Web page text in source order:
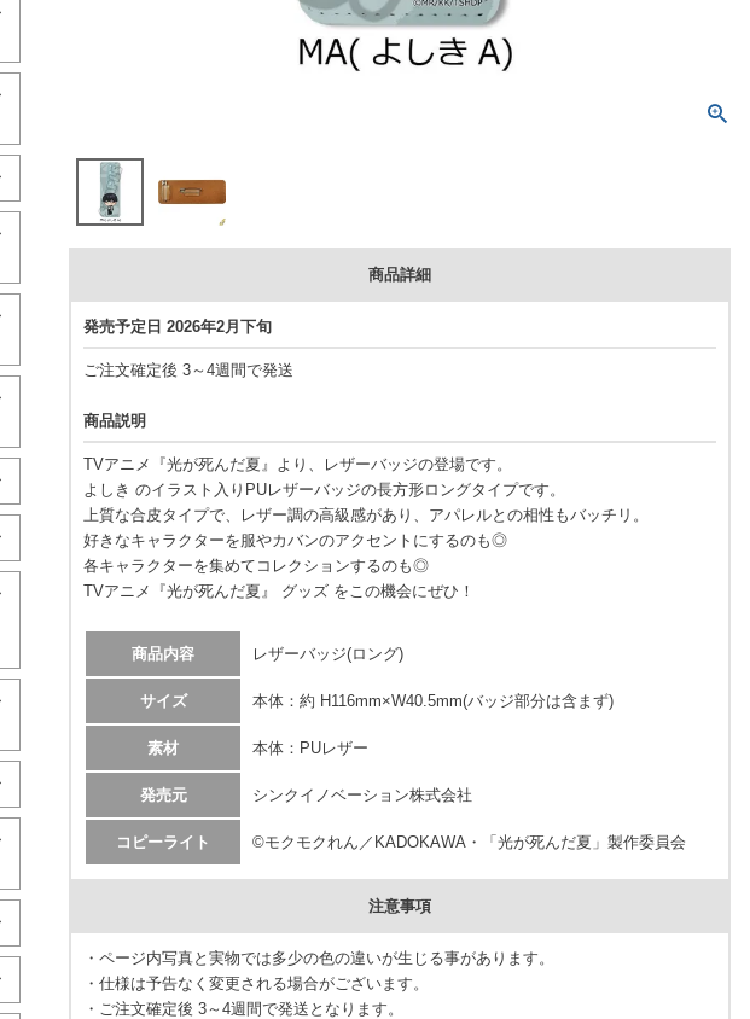
商品詳細
発売予定日 2026年2月下旬
ご注文確定後 3～4週間で発送
商品説明
TVアニメ『光が死んだ夏』より、レザーバッジの登場です。
よしき のイラスト入りPUレザーバッジの長方形ロングタイプです。
上質な合皮タイプで、レザー調の高級感があり、アパレルとの相性もバッチリ。
好きなキャラクターを服やカバンのアクセントにするのも◎
各キャラクターを集めてコレクションするのも◎
TVアニメ『光が死んだ夏』 グッズ をこの機会にぜひ！
商品内容 レザーバッジ(ロング)
サイズ 本体：約 H116mm×W40.5mm(バッジ部分は含まず)
素材 本体：PUレザー
発売元 シンクイノベーション株式会社
コピーライト ©モクモクれん／KADOKAWA・「光が死んだ夏」製作委員会
注意事項
・ページ内写真と実物では多少の色の違いが生じる事があります。
・仕様は予告なく変更される場合がございます。
・ご注文確定後 3～4週間で発送となります。